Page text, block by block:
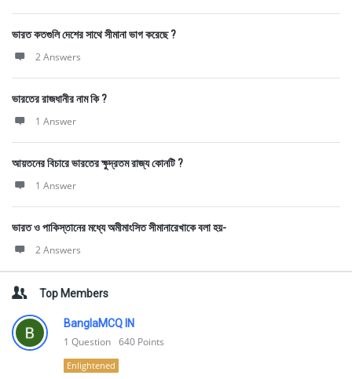
ভারত কতগুলি দেশের সাথে সীমানা ভাগ করেছে ?
2 Answers
ভারতের রাজধানীর নাম কি ?
1 Answer
আয়তনের বিচারে ভারতের ক্ষুদ্রতম রাজ্য কোনটি ?
1 Answer
ভারত ও পাকিস্তানের মধ্যে অমীমাংসিত সীমানারেখাকে বলা হয়-
2 Answers
Top Members
BanglaMCQ IN
1 Question 640 Points
Enlightened